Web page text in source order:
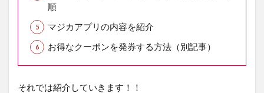
順
マジカアプリの内容を紹介
お得なクーポンを発券する方法（別記事）
それでは紹介していきます！！